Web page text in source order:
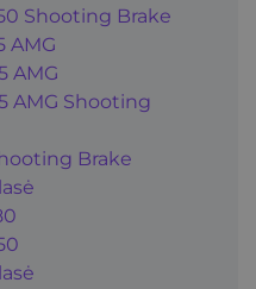
Shooting Brake
AMG
AMG
AMG Shooting
Brake